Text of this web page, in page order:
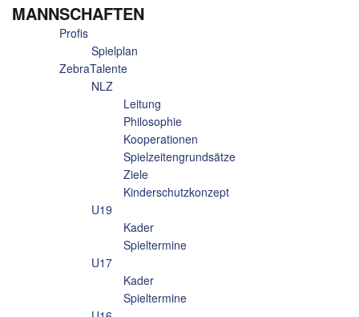
MANNSCHAFTEN
Profis
Spielplan
ZebraTalente
NLZ
Leitung
Philosophie
Kooperationen
Spielzeitengrundsätze
Ziele
Kinderschutzkonzept
U19
Kader
Spieltermine
U17
Kader
Spieltermine